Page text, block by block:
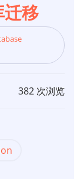
迁移
382 次浏览